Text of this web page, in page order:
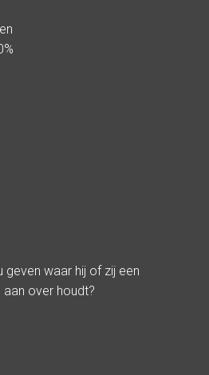
geven waar hij of zij een
aan over houdt?